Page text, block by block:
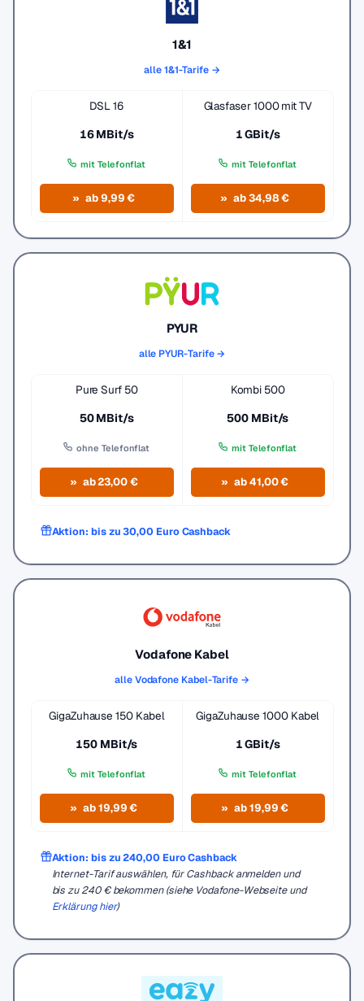
1&1
alle 1&1-Tarife →
DSL 16
16 MBit/s
mit Telefonflat
ab 9,99 €
Glasfaser 1000 mit TV
1 GBit/s
mit Telefonflat
ab 34,98 €
PYUR
alle PYUR-Tarife →
Pure Surf 50
50 MBit/s
ohne Telefonflat
ab 23,00 €
Kombi 500
500 MBit/s
mit Telefonflat
ab 41,00 €
Aktion: bis zu 30,00 Euro Cashback
Vodafone Kabel
alle Vodafone Kabel-Tarife →
GigaZuhause 150 Kabel
150 MBit/s
mit Telefonflat
ab 19,99 €
GigaZuhause 1000 Kabel
1 GBit/s
mit Telefonflat
ab 19,99 €
Aktion: bis zu 240,00 Euro Cashback
Internet-Tarif auswählen, für Cashback anmelden und
bis zu 240 € bekommen (siehe Vodafone-Webseite und
Erklärung hier)